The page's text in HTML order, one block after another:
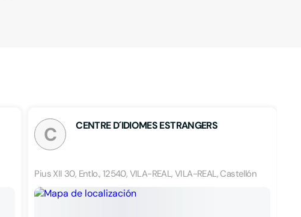
C CENTRE D´IDIOMES ESTRANGERS
Pius XII 30, Entlo., 12540, VILA-REAL, VILA-REAL, Castellón